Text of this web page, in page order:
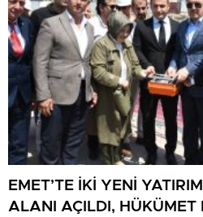
EMET’TE İKİ YENİ
ALANI AÇILDI, HÜKÜMET